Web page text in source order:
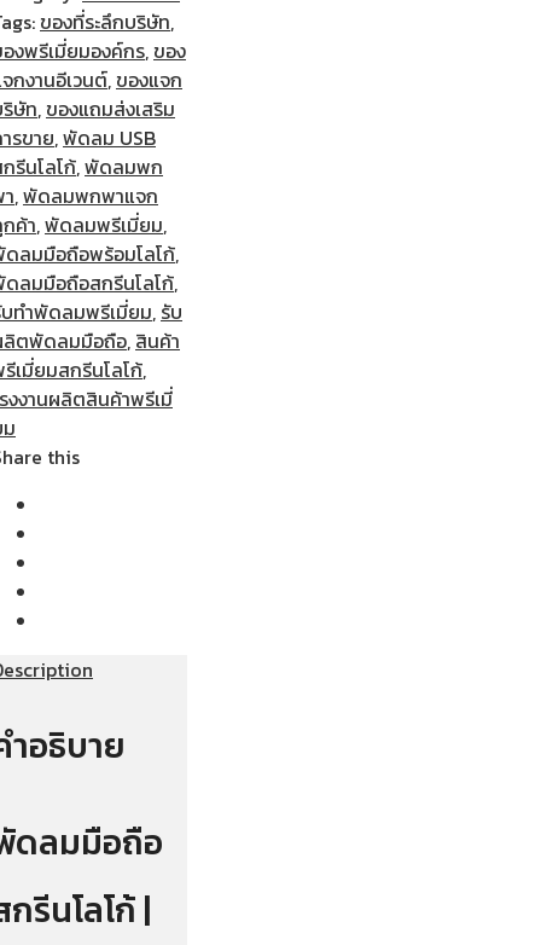
ของที่ระลึกบริษัท,
งพรีเมี่ยมองค์กร, ของ
กงานอีเวนต์, ของแจก
ษัท, ของแถมส่งเสริม
รขาย,พัดลม USB
รีนโลโก้,พัดลมพก
,พัดลมพกพาแจก
ค้า,พัดลมพรีเมี่ยม,
ลมมือถือพร้อมโลโก้,
ลมมือถือสกรีนโลโก้,
ทำพัดลมพรีเมี่ยม, รับ
ตพัดลมมือถือ, สินค้า
เมี่ยมสกรีนโลโก้,
งงานผลิตสินค้าพรีเมี่
this
ำอธิบาย
ดลมมือถือ
รีนโลโก้ |